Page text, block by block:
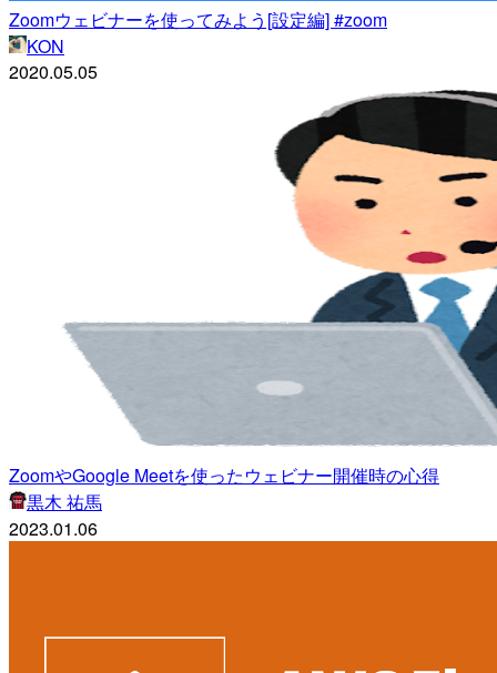
Zoomウェビナーを使ってみよう[設定編] #zoom
KON
2020.05.05
ZoomやGoogle Meetを使ったウェビナー開催時の心得
黒木 祐馬
2023.01.06